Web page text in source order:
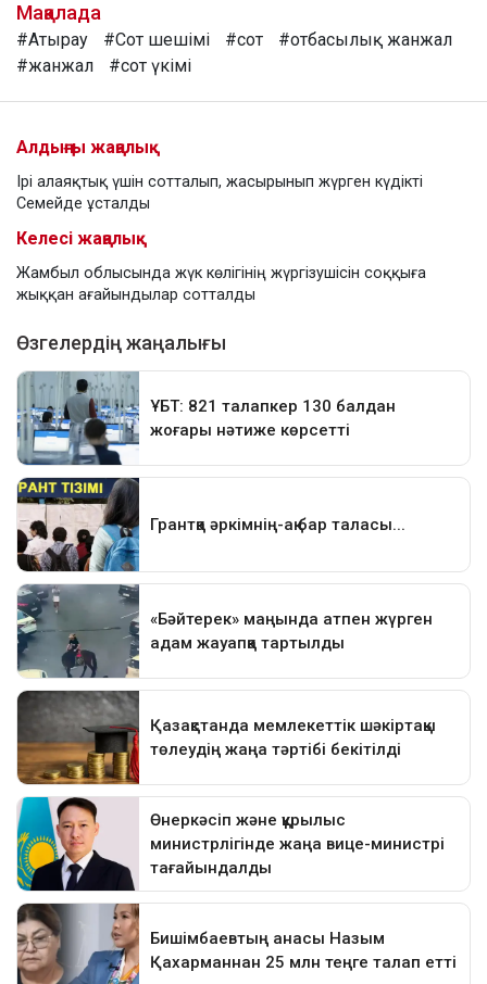
Мақалада
#Атырау #Сот шешімі #сот
#отбасылық жанжал
#жанжал
#сот үкімі
Алдыңғы жаңалық
Ірі алаяқтық үшін сотталып, жасырынып жүрген күдікті
Семейде ұсталды
Келесі жаңалық
Жамбыл облысында жүк көлігінің жүргізушісін соққыға
жыққан ағайындылар сотталды